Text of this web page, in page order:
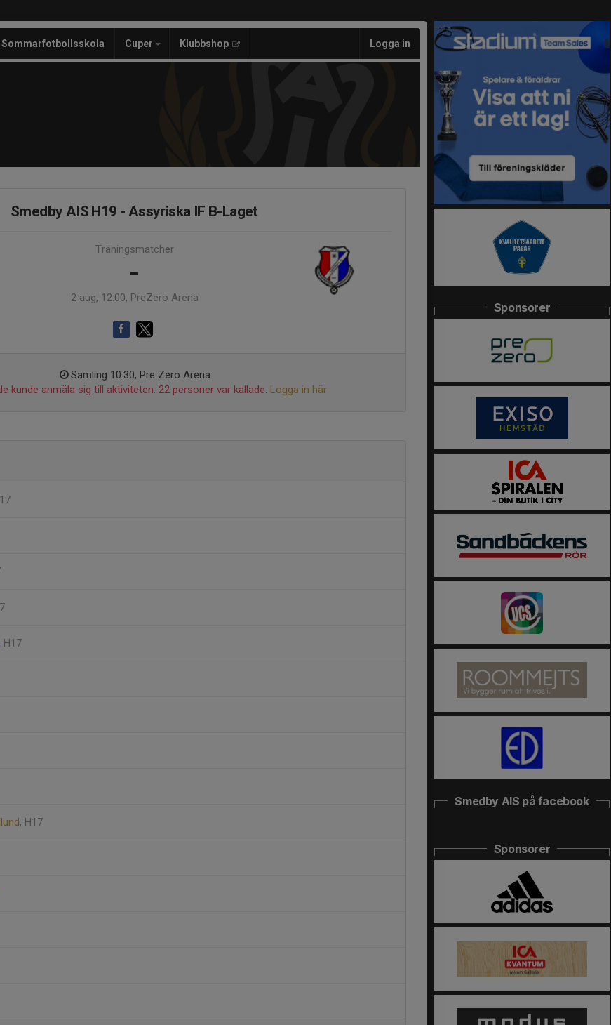
Sommarfotbollsskola Cuper Klubbshop Logga in
Smedby AIS H19 - Assyriska IF B-Laget
Träningsmatcher
-
2 aug, 12:00, PreZero Arena
Samling 10:30, Pre Zero Arena
kunde anmäla sig till aktiviteten. 22 personer var kallade. Logga in här
, H17
, H17
Sponsorer
Smedby AIS på facebook
Sponsorer